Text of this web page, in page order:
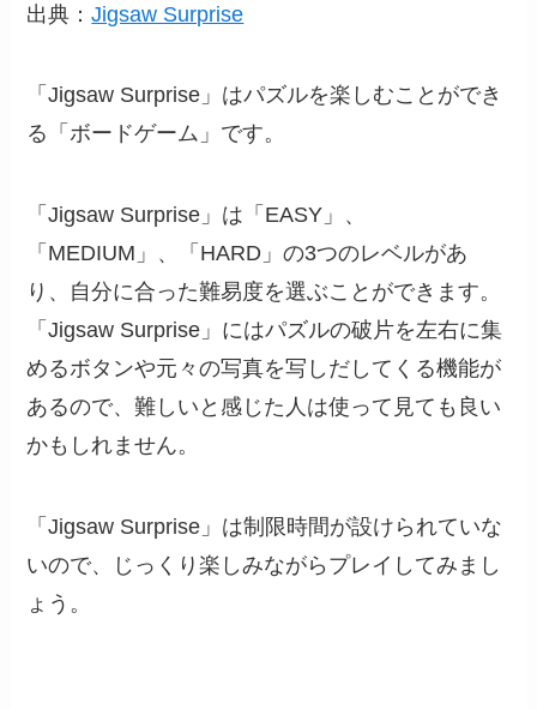
出典：Jigsaw Surprise
「Jigsaw Surprise」はパズルを楽しむことができ
る「ボードゲーム」です。
「Jigsaw Surprise」は「EASY」、
「MEDIUM」、「HARD」の3つのレベルがあ
り、自分に合った難易度を選ぶことができます。
「Jigsaw Surprise」にはパズルの破片を左右に集
めるボタンや元々の写真を写しだしてくる機能が
あるので、難しいと感じた人は使って見ても良い
かもしれません。
「Jigsaw Surprise」は制限時間が設けられていな
いので、じっくり楽しみながらプレイしてみまし
ょう。